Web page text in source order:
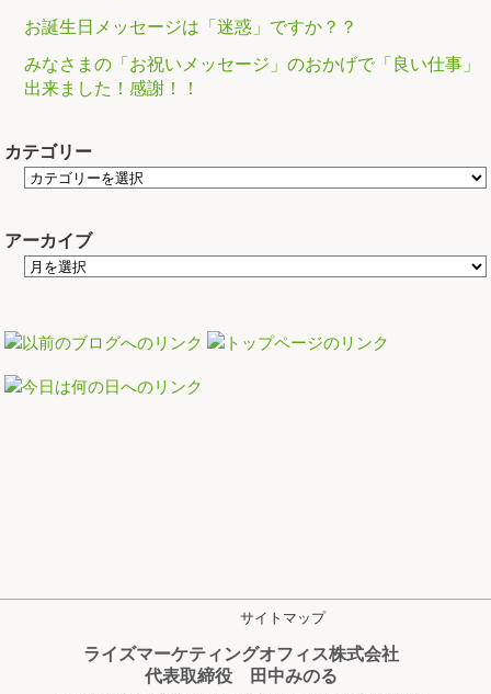
お誕生日メッセージは「迷惑」ですか？？
みなさまの「お祝いメッセージ」のおかげで「良い仕事」
出来ました！感謝！！
カテゴリー
アーカイブ
サイトマップ
ライズマーケティングオフィス株式会社
代表取締役 田中みのる